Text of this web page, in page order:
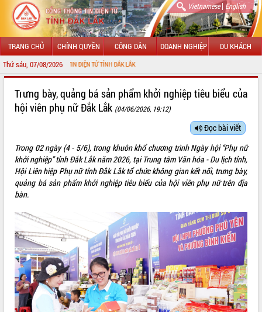
Vietnamese| English
TRANG CHỦ CHÍNH QUYỀN CÔNG DÂN DOANH NGHIỆP DU KHÁCH
Thứ sáu, 07/08/2026
THÔNG TIN ĐIỆN TỬ TỈNH ĐẮK LẮK
LÃNH ĐẠO UBND TỈNH
SỞ, BAN, NGÀNH
UBND CÁC XÃ, PHƯỜNG
HỆ THỐNG VĂN BẢN
VĂN BẢN HĐND TỈNH
ĐIỂM TIN VĂN BẢN
QUY HOẠCH - KẾ HOẠCH
Trưng bày, quảng bá sản phẩm khởi nghiệp tiêu biểu của
hội viên phụ nữ Đắk Lắk (04/06/2026, 19:12)
Đọc bài viết
Trong 02 ngày (4 - 5/6), trong khuôn khổ chương trình Ngày hội “Phụ nữ
khởi nghiệp” tỉnh Đắk Lắk năm 2026, tại Trung tâm Văn hóa - Du lịch tỉnh,
Hội Liên hiệp Phụ nữ tỉnh Đắk Lắk tổ chức không gian kết nối, trưng bày,
quảng bá sản phẩm khởi nghiệp tiêu biểu của hội viên phụ nữ trên địa
bàn.